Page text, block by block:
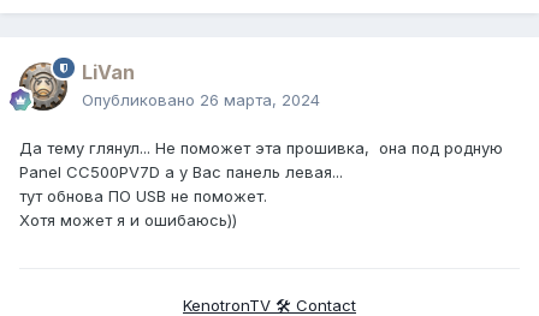
LiVan
Опубликовано 26 марта, 2024
Да тему глянул... Не поможет эта прошивка, она под родную
Panel CC500PV7D а у Вас панель левая...
тут обнова ПО USB не поможет.
Хотя может я и ошибаюсь))
KenotronTV 🛠 Contact